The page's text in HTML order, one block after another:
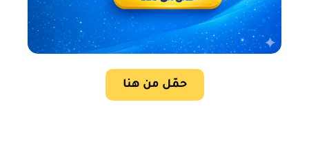
حمّل من هنا